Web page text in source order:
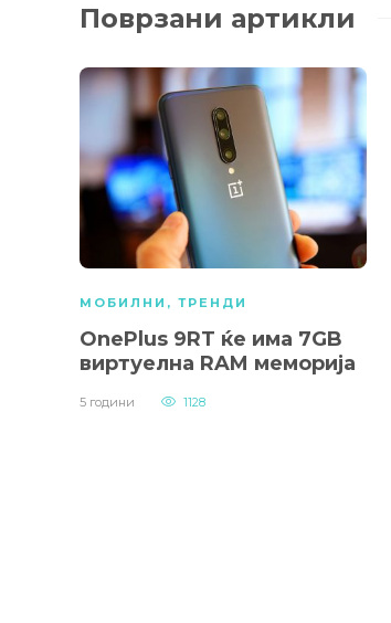
Поврзани артикли
МОБИЛНИ , ТРЕНДИ
OnePlus 9RT ќе има 7GB
виртуелна RAM меморија
5 години 1128